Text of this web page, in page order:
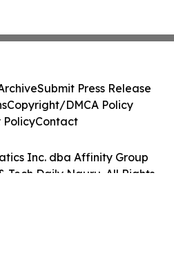
Inc. dba Affinity Group
Tech Daily Nauru. All Rights
Submit Press Release
Copyright/DMCA Policy
PolicyContact